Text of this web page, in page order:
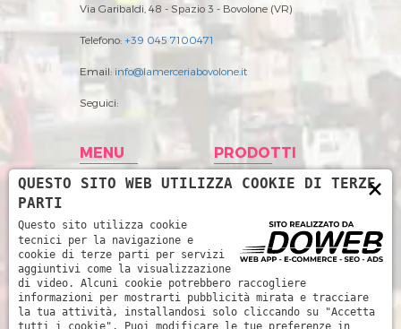
Via Garibaldi, 48 - Spazio 3 - Bovolone (VR)
Telefono: +39 045 7100471
Email: info@lamerceriabovolone.it
Seguici:
MENU
Home
Storia
Prodotti
News
Contatti
PRODOTTI
Abbigliamento
Accessori merceria
Filati
Intimo Donna
Intimo uomo
×
QUESTO SITO WEB UTILIZZA COOKIE DI TERZE
PARTI
Questo sito utilizza cookie
tecnici per la navigazione e
cookie di terze parti per servizi
aggiuntivi come la visualizzazione
di video. Alcuni cookie potrebbero raccogliere
informazioni per mostrarti pubblicità mirata e tracciare
la tua attività, installandosi solo cliccando su "Accetta
tutti i cookie". Puoi modificare le tue preferenze in